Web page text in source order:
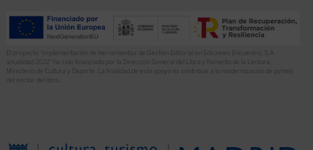
El proyecto “Implementación de herramientas de Gestión Editorial en Ediciones Encuentro, S.A.
anualidad 2022” ha sido financiado por la Dirección General del Libro y Fomento de la Lectura,
Ministerio de Cultura y Deporte. La finalidad de este apoyo es contribuir a la modernización de pymes
del sector del libro.